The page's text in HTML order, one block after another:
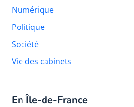
Numérique
Politique
Société
Vie des cabinets
En Île-de-France